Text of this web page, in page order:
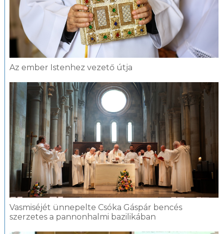
Az ember Istenhez vezető útja
Vasmiséjét ünnepelte Csóka Gáspár bencés
szerzetes a pannonhalmi bazilikában